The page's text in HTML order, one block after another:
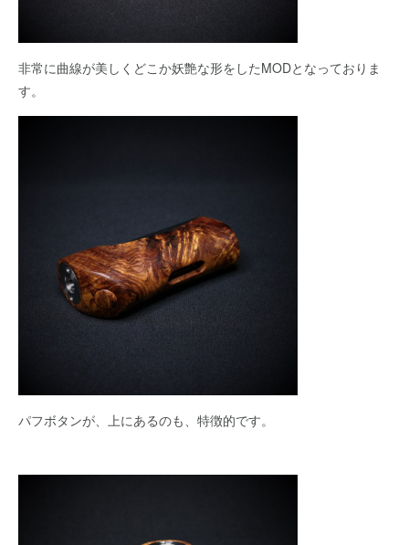
非常に曲線が美しくどこか妖艶な形をしたMODとなっておりま
す。
パフボタンが、上にあるのも、特徴的です。